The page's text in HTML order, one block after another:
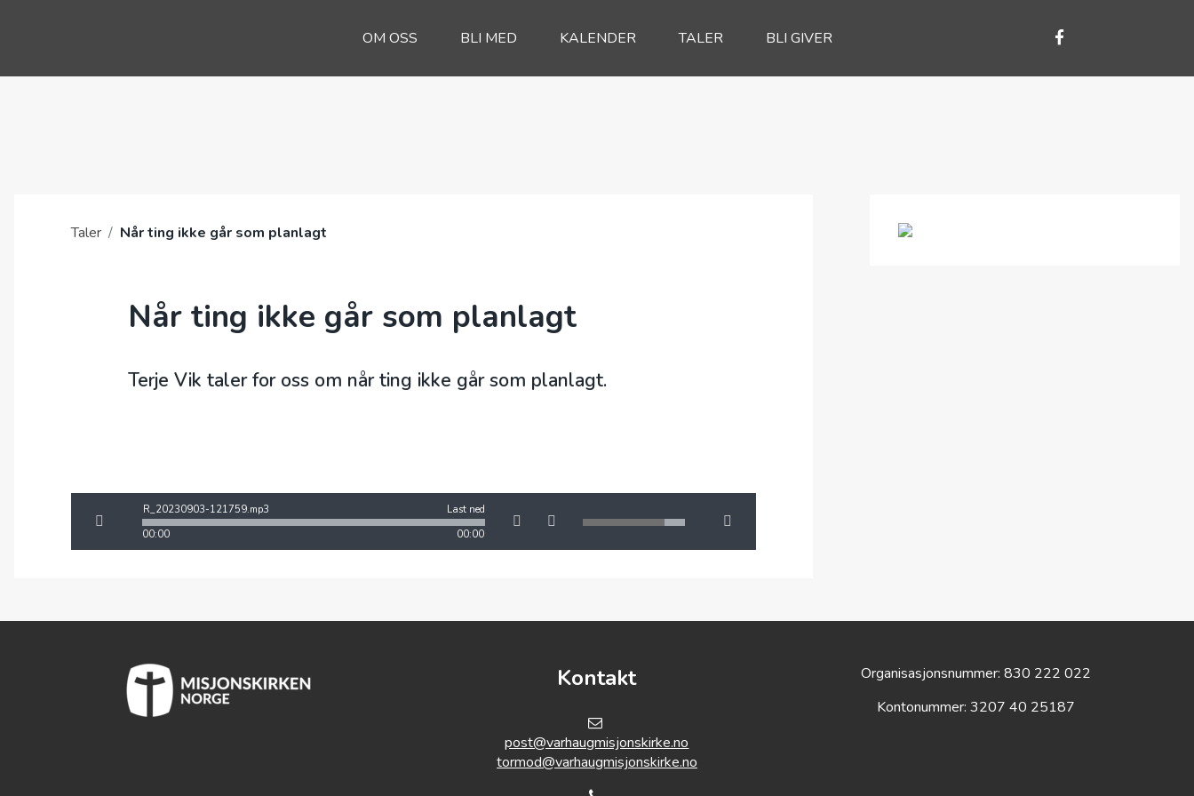
OM OSS BLI MED KALENDER TALER BLI GIVER
Taler / Når ting ikke går som planlagt
Når ting ikke går som planlagt
Terje Vik taler for oss om når ting ikke går som planlagt.
00:00 00:00
R_20230903-121759.mp3 Last ned
Kontakt
post@varhaugmisjonskirke.no
tormod@varhaugmisjonskirke.no
Organisasjonsnummer: 830 222 022
Kontonummer: 3207 40 25187